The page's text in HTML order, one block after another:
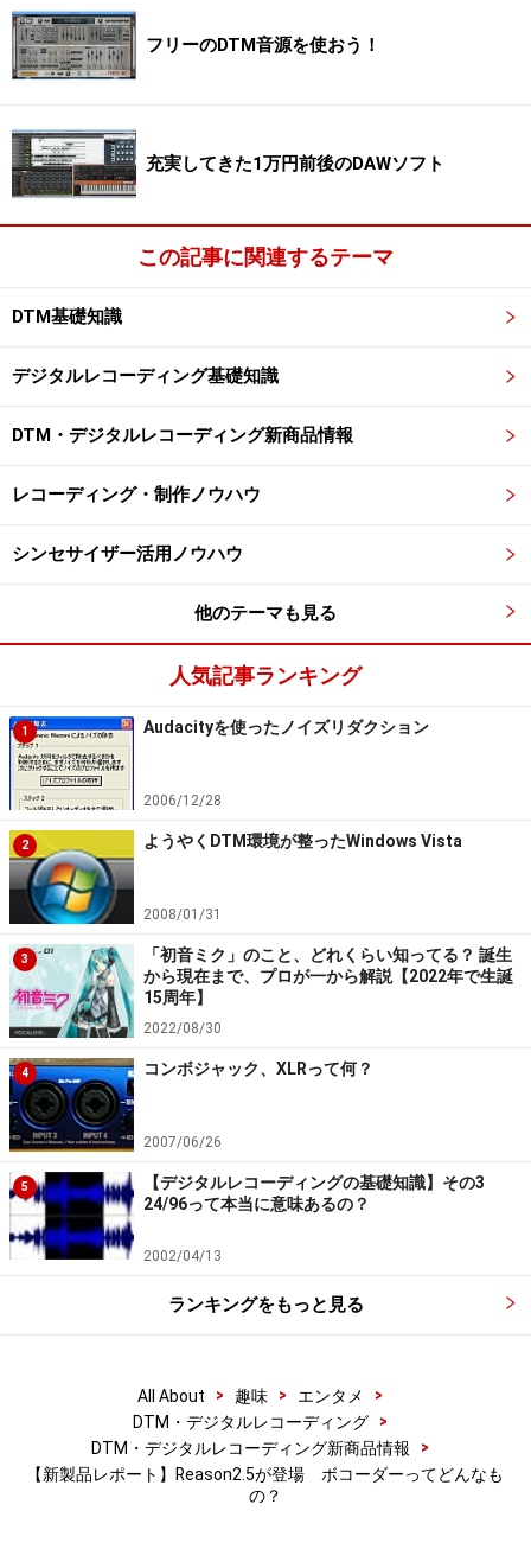
フリーのDTM音源を使おう！
充実してきた1万円前後のDAWソフト
この記事に関連するテーマ
DTM基礎知識
デジタルレコーディング基礎知識
DTM・デジタルレコーディング新商品情報
レコーディング・制作ノウハウ
シンセサイザー活用ノウハウ
他のテーマも見る
人気記事ランキング
1 Audacityを使ったノイズリダクション
2006/12/28
2 ようやくDTM環境が整ったWindows Vista
2008/01/31
3
「初音ミク」のこと、どれくらい知ってる？ 誕生
から現在まで、プロが一から解説【2022年で生誕
15周年】
2022/08/30
4 コンボジャック、XLRって何？
2007/06/26
5
【デジタルレコーディングの基礎知識】その3
24/96って本当に意味あるの？
2002/04/13
ランキングをもっと見る
All About > 趣味 > エンタメ
>
DTM・デジタルレコーディング
>
DTM・デジタルレコーディング新商品情報
>
【新製品レポート】Reason2.5が登場 ボコーダーってどんなも
の？